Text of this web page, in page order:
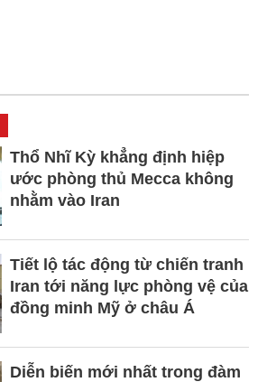
Thổ Nhĩ Kỳ khẳng định hiệp
ước phòng thủ Mecca không
nhằm vào Iran
Tiết lộ tác động từ chiến tranh
Iran tới năng lực phòng vệ của
đồng minh Mỹ ở châu Á
Diễn biến mới nhất trong đàm